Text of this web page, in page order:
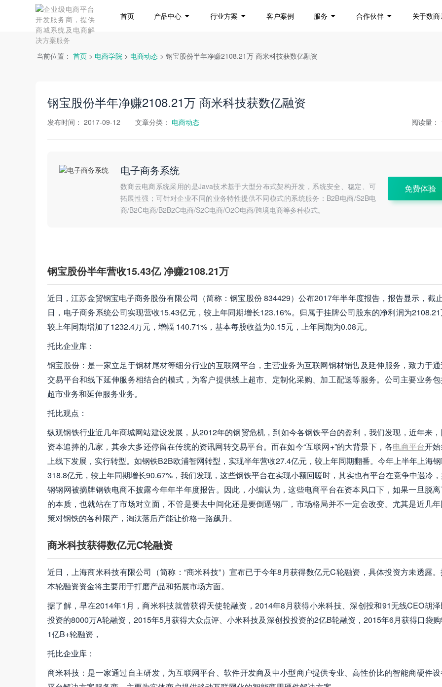
首页 产品中心 行业方案 客户案例 服务 合作伙伴 关于数商
当前位置： 首页 > 电商学院 > 电商动态 > 钢宝股份半年净赚2108.21万 商米科技获数亿融资
钢宝股份半年净赚2108.21万 商米科技获数亿融资
发布时间： 2017-09-12 文章分类： 电商动态 阅读量：
电子商务系统
数商云电商系统采用的是Java技术基于大型分布式架构开发，系统安全、稳定、可
拓展性强；可针对企业不同的业务特性提供不同模式的系统服务：B2B电商/S2B电
商/B2C电商/B2B2C电商/S2C电商/O2O电商/跨境电商等多种模式。
免费体验
钢宝股份半年营收15.43亿 净赚2108.21万
近日，江苏金贸钢宝电子商务股份有限公司（简称：钢宝股份 834429）公布2017年半年度报告，报告显示，截
日，电子商务系统公司实现营收15.43亿元，较上年同期增长123.16%。归属于挂牌公司股东的净利润为
较上年同期增加了1232.4万元，增幅 140.71%，基本每股收益为0.15元，上年同期为0.08元。
托比企业库：
钢宝股份：是一家立足于钢材尾材等细分行业的互联网平台，主营业务为互联网钢材销售及延伸服务，致力于
交易平台和线下延伸服务相结合的模式，为客户提供线上超市、定制化采购、加工配送等服务。公司主要业务
超市业务和延伸服务业务。
托比观点：
纵观钢铁行业近几年商城网站建设发展，从2012年的钢贸危机，到如今各钢铁平台的盈利，我们发现，近年来
资本追捧的几家，其余大多还停留在传统的资讯网转交易平台。而在如今“互联网+”的大背景下，各电商平台开
上线下发展，实行转型。如钢铁B2B欧浦智网转型，实现半年营收27.4亿元，较上年同期翻番。今年上半年上海
318.8亿元，较上年同期增长90.67%，我们发现，这些钢铁平台在实现小额回暖时，其实也有平台在竞争中遇冷
钢钢网被摘牌钢铁电商不披露今年年半年度报告。因此，小编认为，这些电商平台在资本风口下，如果一旦脱
的本质，也就站在了市场对立面，不管是要去中间化还是要倒逼钢厂，市场格局并不一定会改变。尤其是近几
策对钢铁的各种限产，淘汰落后产能让价格一路飙升。
商米科技获得数亿元C轮融资
近日，上海商米科技有限公司（简称：“商米科技”）宣布已于今年8月获得数亿元C轮融资，具体投资方未透露
本轮融资资金将主要用于打磨产品和拓展市场方面。
据了解，早在2014年1月，商米科技就曾获得天使轮融资，2014年8月获得小米科技、深创投和91无线CEO胡
投资的8000万A轮融资，2015年5月获得大众点评、小米科技及深创投投资的2亿B轮融资，2015年6月获得口袋
1亿B+轮融资，
托比企业库：
商米科技：是一家通过自主研发，为互联网平台、软件开发商及中小型商户提供专业、高性价比的智能商硬件